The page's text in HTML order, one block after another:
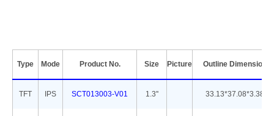
Type Mode Product No. Size Picture Outline Dimension
TFT IPS SCT013003-V01 1.3'' 33.13*37.08*3.38